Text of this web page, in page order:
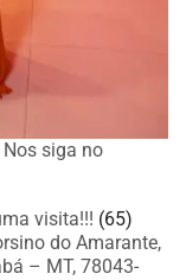
siga no
visita!!! (65)
do Amarante,
– MT, 78043-